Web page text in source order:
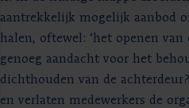
aantrekkelijk mogelijk aanbod
halen, oftewel: ‘het openen
genoeg aandacht voor het
dichthouden van de
en verlaten medewerkers de